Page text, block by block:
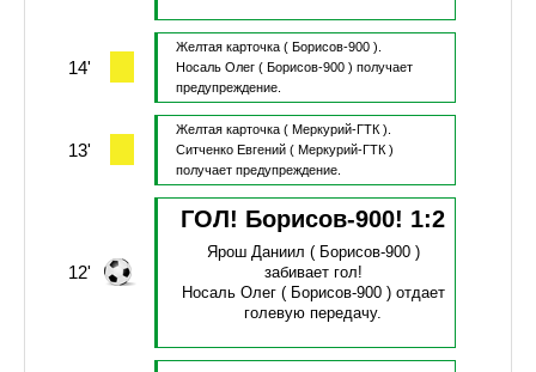
14'
Желтая карточка ( Борисов-900 ).
Носаль Олег( Борисов-900 ) получает
предупреждение.
13'
Желтая карточка ( Меркурий-ГТК ).
Ситченко Евгений( Меркурий-ГТК )
получает предупреждение.
12'
ГОЛ! Борисов-900! 1:2
Ярош Даниил ( Борисов-900 )
забивает гол!
Носаль Олег( Борисов-900 ) отдает
голевую передачу.